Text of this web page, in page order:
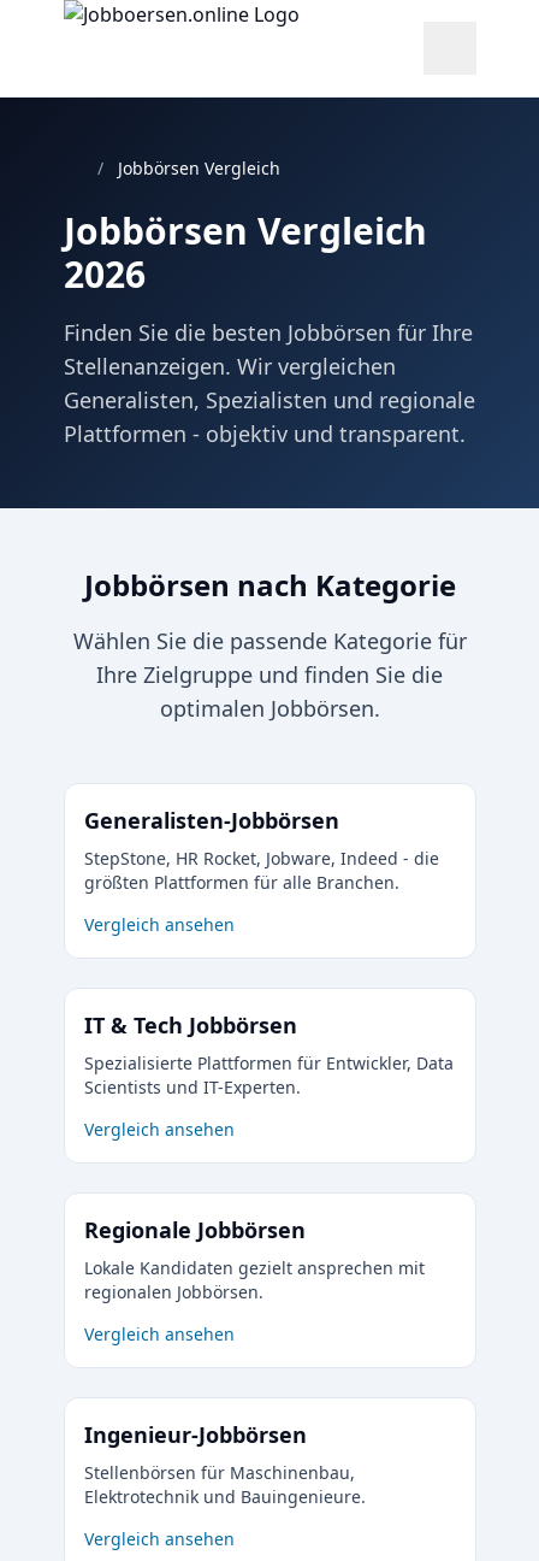
/ Jobbörsen Vergleich
Jobbörsen Vergleich
2026
Finden Sie die besten Jobbörsen für Ihre
Stellenanzeigen. Wir vergleichen
Generalisten, Spezialisten und regionale
Plattformen - objektiv und transparent.
Jobbörsen nach Kategorie
Wählen Sie die passende Kategorie für
Ihre Zielgruppe und finden Sie die
optimalen Jobbörsen.
Generalisten-Jobbörsen
StepStone, HR Rocket, Jobware, Indeed - die
größten Plattformen für alle Branchen.
Vergleich ansehen
IT & Tech Jobbörsen
Spezialisierte Plattformen für Entwickler, Data
Scientists und IT-Experten.
Vergleich ansehen
Regionale Jobbörsen
Lokale Kandidaten gezielt ansprechen mit
regionalen Jobbörsen.
Vergleich ansehen
Ingenieur-Jobbörsen
Stellenbörsen für Maschinenbau,
Elektrotechnik und Bauingenieure.
Vergleich ansehen